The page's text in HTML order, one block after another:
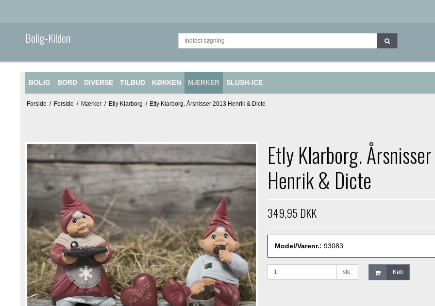
Bolig-Kilden
BOLIG BORD DIVERSE TILBUD KØKKEN MÆRKER SLUSH-ICE
Forside / Forside / Mærker / Etly Klarborg / Etly Klarborg. Årsnisser 2013 Henrik & Dicte
Etly Klarborg.
Henrik & Dicte
349,95 DKK
Model/Varenr.: 93083
stk. Køb